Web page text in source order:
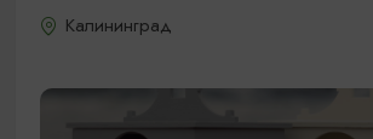
Калининград